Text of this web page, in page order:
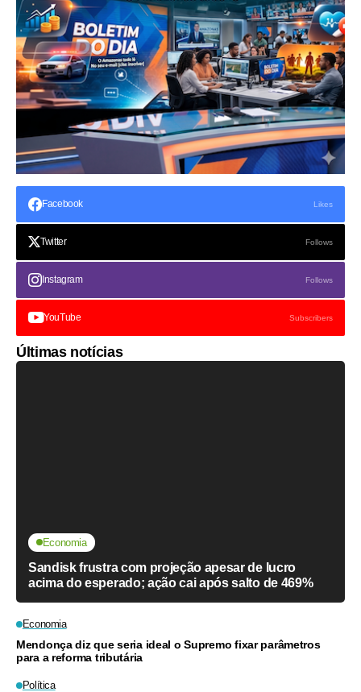
Facebook Likes
Twitter Follows
Instagram Follows
YouTube Subscribers
Últimas notícias
Economia
Sandisk frustra com projeção apesar de lucro
acima do esperado; ação cai após salto de 469%
Economia
Mendonça diz que seria ideal o Supremo fixar parâmetros
para a reforma tributária
Política